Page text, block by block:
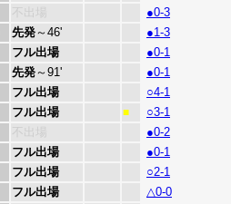
不出場
●0-3
先発～46'
●1-3
フル出場
●0-1
先発～91'
●0-1
フル出場
○4-1
フル出場 ■
○3-1
不出場
●0-2
フル出場
●0-1
フル出場
○2-1
フル出場
△0-0